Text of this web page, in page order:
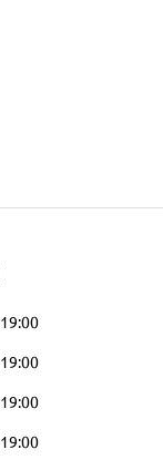
19:00
19:00
19:00
19:00